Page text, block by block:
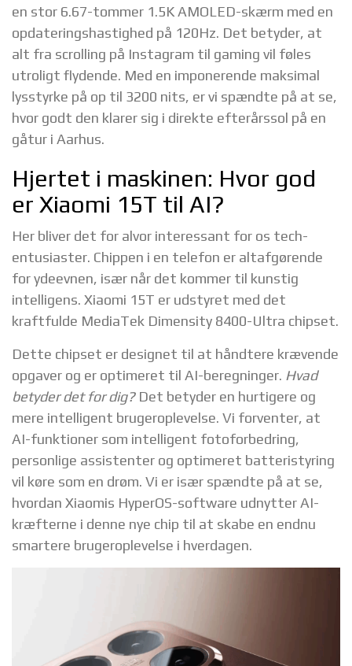
en stor 6.67-tommer 1.5K AMOLED-skærm med en
opdateringshastighed på 120Hz. Det betyder, at
alt fra scrolling på Instagram til gaming vil føles
utroligt flydende. Med en imponerende maksimal
lysstyrke på op til 3200 nits, er vi spændte på at se,
hvor godt den klarer sig i direkte efterårssol på en
gåtur i Aarhus.
Hjertet i maskinen: Hvor god
er Xiaomi 15T til AI?
Her bliver det for alvor interessant for os tech-
entusiaster. Chippen i en telefon er altafgørende
for ydeevnen, især når det kommer til kunstig
intelligens. Xiaomi 15T er udstyret med det
kraftfulde MediaTek Dimensity 8400-Ultra chipset.
Dette chipset er designet til at håndtere krævende
opgaver og er optimeret til AI-beregninger. Hvad
betyder det for dig?Det betyder en hurtigere og
mere intelligent brugeroplevelse. Vi forventer, at
AI-funktioner som intelligent fotoforbedring,
personlige assistenter og optimeret batteristyring
vil køre som en drøm. Vi er især spændte på at se,
hvordan Xiaomis HyperOS-software udnytter AI-
kræfterne i denne nye chip til at skabe en endnu
smartere brugeroplevelse i hverdagen.